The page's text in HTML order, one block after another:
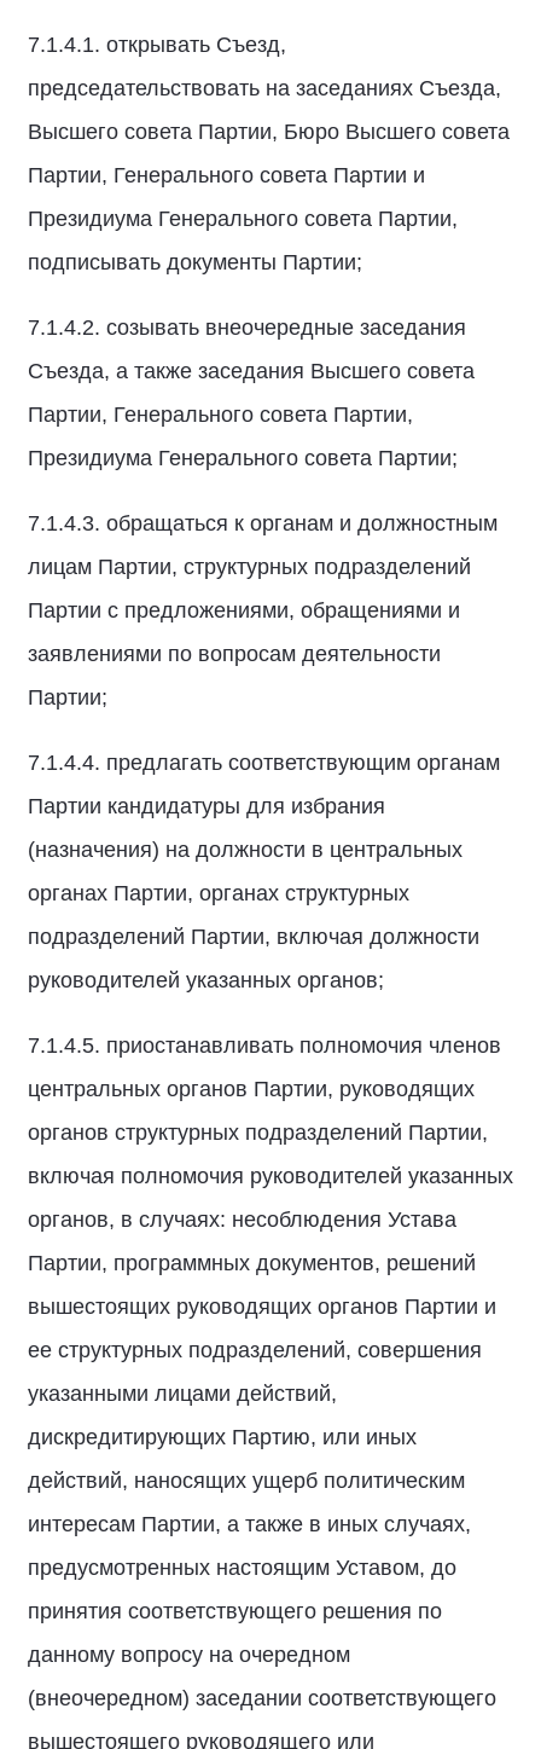
7.1.4.1. открывать Съезд,
председательствовать на заседаниях Съезда,
Высшего совета Партии, Бюро Высшего совета
Партии, Генерального совета Партии и
Президиума Генерального совета Партии,
подписывать документы Партии;
7.1.4.2. созывать внеочередные заседания
Съезда, а также заседания Высшего совета
Партии, Генерального совета Партии,
Президиума Генерального совета Партии;
7.1.4.3. обращаться к органам и должностным
лицам Партии, структурных подразделений
Партии с предложениями, обращениями и
заявлениями по вопросам деятельности
Партии;
7.1.4.4. предлагать соответствующим органам
Партии кандидатуры для избрания
(назначения) на должности в центральных
органах Партии, органах структурных
подразделений Партии, включая должности
руководителей указанных органов;
7.1.4.5. приостанавливать полномочия членов
центральных органов Партии, руководящих
органов структурных подразделений Партии,
включая полномочия руководителей указанных
органов, в случаях: несоблюдения Устава
Партии, программных документов, решений
вышестоящих руководящих органов Партии и
ее структурных подразделений, совершения
указанными лицами действий,
дискредитирующих Партию, или иных
действий, наносящих ущерб политическим
интересам Партии, а также в иных случаях,
предусмотренных настоящим Уставом, до
принятия соответствующего решения по
данному вопросу на очередном
(внеочередном) заседании соответствующего
вышестоящего руководящего или